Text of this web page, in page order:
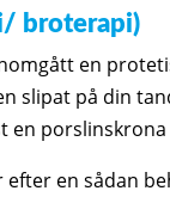
broterapi)
en
slipat på din
en
efter en sådan